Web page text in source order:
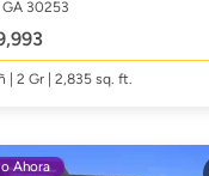
30253
| 2 Gr | 2,835 sq. ft.
Ahora